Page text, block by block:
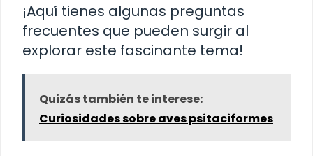
¡Aquí tienes algunas preguntas
frecuentes que pueden surgir al
explorar este fascinante tema!
Quizás también te interese:
Curiosidades sobre aves psitaciformes